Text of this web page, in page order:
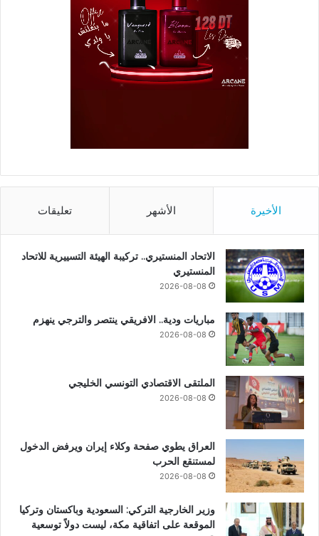
الأخيرة الأشهر تعليقات
الاتحاد المنستيري.. تركيبة الهيئة التسييرية للاتحاد
المنستيري
2026-08-08
مباريات ودية.. الافريقي ينتصر والترجي ينهزم
2026-08-08
الملتقى الاقتصادي التونسي الخليجي
2026-08-08
العراق يطوي صفحة وكلاء إيران ويرفض الدخول
لمستنقع الحرب
2026-08-08
وزير الخارجية التركي: السعودية وباكستان وتركيا
الموقعة على اتفاقية مكة، ليست دولاً توسعية